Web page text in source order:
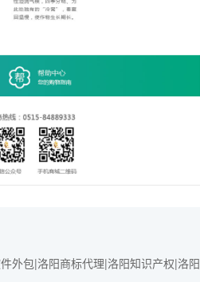
外包|洛阳商标代理|洛阳知识产权|洛阳